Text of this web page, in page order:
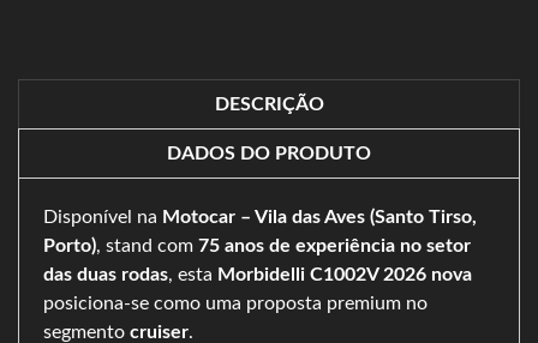
DESCRIÇÃO
DADOS DO PRODUTO
Disponível na Motocar – Vila das Aves (Santo Tirso,
Porto), stand com 75 anos de experiência no setor
das duas rodas, esta Morbidelli C1002V 2026 nova
posiciona-se como uma proposta premium no
segmento cruiser.